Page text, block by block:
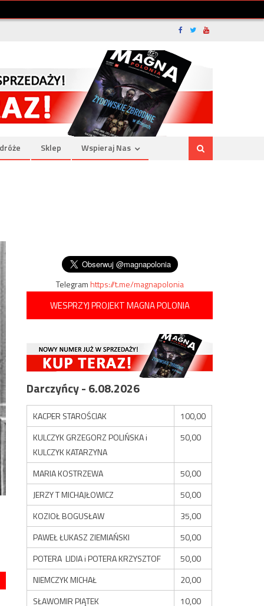
Sklep Wspieraj Nas
Telegramhttps://t.me/magnapolonia
WESPRZYJ PROJEKT MAGNA POLONIA
Darczyńcy - 6.08.2026
KACPER STAROŚCIAK
100,00
KULCZYK GRZEGORZ POLIŃSKA i
KULCZYK KATARZYNA
50,00
MARIA KOSTRZEWA
50,00
JERZY T MICHAJŁOWICZ
50,00
KOZIOŁ BOGUSŁAW
35,00
PAWEŁ ŁUKASZ ZIEMIAŃSKI
50,00
POTERA LIDIA i POTERA KRZYSZTOF
50,00
NIEMCZYK MICHAŁ
20,00
SŁAWOMIR PIĄTEK
10,00